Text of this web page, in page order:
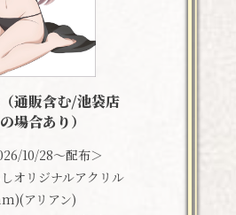
通販含む/池袋店
場合あり）
10/28～配布＞
オリジナルアクリル
アリアン)